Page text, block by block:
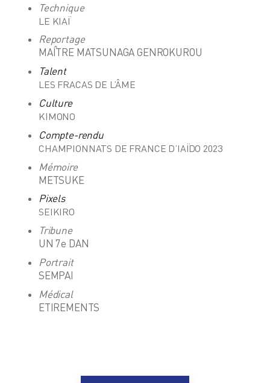
Technique
LE KIAÏ
Reportage
MAÎTRE MATSUNAGA GENROKUROU
Talent
LES FRACAS DE L’ÂME
Culture
KIMONO
Compte-rendu
CHAMPIONNATS DE FRANCE D’IAÏDO 2023
Mémoire
METSUKE
Pixels
SEIKIRO
Tribune
UN 7e DAN
Portrait
SEMPAI
Médical
ETIREMENTS